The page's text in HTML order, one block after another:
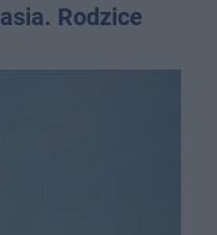
Rodzice